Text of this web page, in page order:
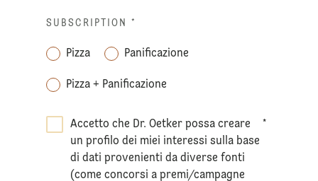
SUBSCRIPTION *
Pizza Panificazione
Pizza + Panificazione
Accetto che Dr. Oetker possa creare
un profilo dei miei interessi sulla base
di dati provenienti da diverse fonti
(come concorsi a premi/campagne
*